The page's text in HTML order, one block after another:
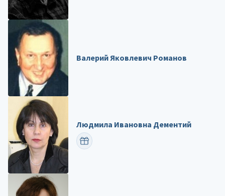
Валерий Яковлевич Романов
Людмила Ивановна Дементий
ПОЗДРАВИТЬ